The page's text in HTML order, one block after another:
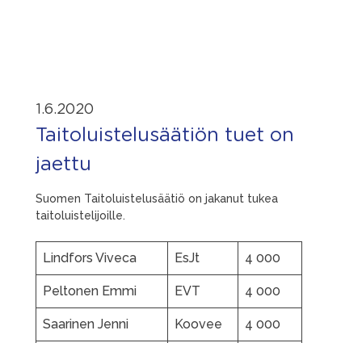
1.6.2020
Taitoluistelusäätiön tuet on
jaettu
Suomen Taitoluistelusäätiö on jakanut tukea
taitoluistelijoille.
Lindfors Viveca EsJt 4 000
Peltonen Emmi EVT 4 000
Saarinen Jenni Koovee 4 000